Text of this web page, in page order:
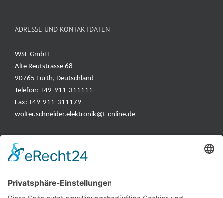
ADRESSE UND KONTAKTDATEN
WSE GmbH
Alte Reutstrasse 68
90765 Fürth, Deutschland
Telefon: +49-911-311111
Fax: +49-911-311179
wolter.schneider.elektronik@t-online.de
INFORMATIONEN